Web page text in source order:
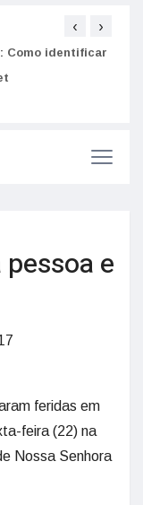
Como identificar
‹ ›
e
feridas em
feira (22) na
Nossa Senhora